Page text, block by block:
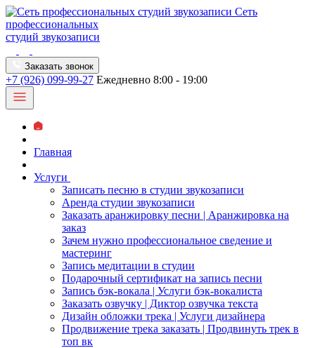
Сеть
профессиональных
студий звукозаписи
Заказать звонок
+7 (926) 099-99-27 Ежедневно 8:00 - 19:00
Главная
Услуги
Записать песню в студии звукозаписи
Аренда студии звукозаписи
Заказать аранжировку песни | Аранжировка на
заказ
Зачем нужно профессиональное сведение и
мастеринг
Запись медитации в студии
Подарочный сертификат на запись песни
Запись бэк-вокала | Услуги бэк-вокалиста
Заказать озвучку | Диктор озвучка текста
Дизайн обложки трека | Услуги дизайнера
Продвижение трека заказать | Продвинуть трек в
топ вк